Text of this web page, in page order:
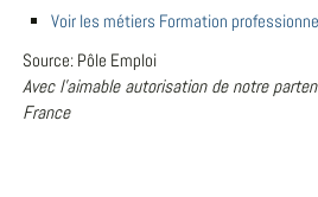
Voir les métiers Formation
Source: Pôle Emploi
Avec l'aimable autorisation de notre
France